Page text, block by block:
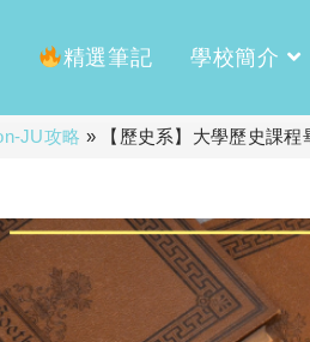
精選筆記 學校簡介
JU攻略 » 【歷史系】大學歷史課